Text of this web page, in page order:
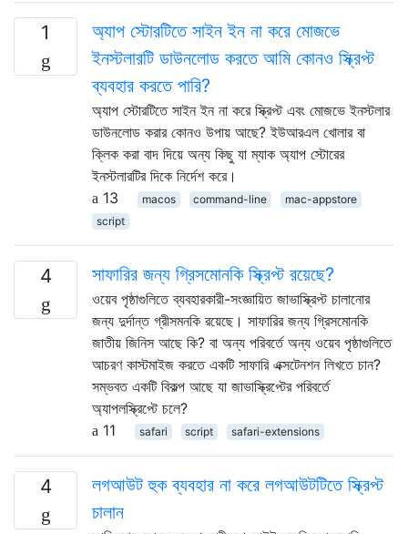
1
অ্যাপ স্টোরটিতে সাইন ইন না করে মোজভে
ইনস্টলারটি ডাউনলোড করতে আমি কোনও স্ক্রিপ্ট
ব্যবহার করতে পারি?
অ্যাপ স্টোরটিতে সাইন ইন না করে স্ক্রিপ্ট এবং মোজভে ইনস্টলার
ডাউনলোড করার কোনও উপায় আছে? ইউআরএল খোলার বা
ক্লিক করা বাদ দিয়ে অন্য কিছু যা ম্যাক অ্যাপ স্টোরের
ইনস্টলারটির দিকে নির্দেশ করে।
13
macos command-line
mac-appstore
script
4 সাফারির জন্য গ্রিসমোনকি স্ক্রিপ্ট রয়েছে?
ওয়েব পৃষ্ঠাগুলিতে ব্যবহারকারী-সংজ্ঞায়িত জাভাস্ক্রিপ্ট চালানোর
জন্য দুর্দান্ত গ্রীসমনকি রয়েছে। সাফারির জন্য গ্রিসমোনকি
জাতীয় জিনিস আছে কি? বা অন্য পরিবর্তে অন্য ওয়েব পৃষ্ঠাগুলিতে
আচরণ কাস্টমাইজ করতে একটি সাফারি এক্সটেনশন লিখতে চান?
সম্ভবত একটি বিকল্প আছে যা জাভাস্ক্রিপ্টের পরিবর্তে
অ্যাপলস্ক্রিপ্টে চলে?
11
safari script safari-extensions
4
লগআউট হুক ব্যবহার না করে লগআউটটিতে স্ক্রিপ্ট
চালান